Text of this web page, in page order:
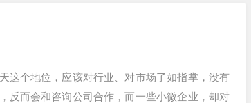
这个地位，应该对行业、对市场了如指掌，没有
反而会和咨询公司合作，而一些小微企业，却对